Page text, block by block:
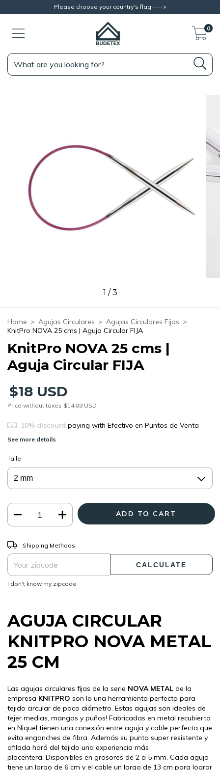
Please choose your country's flag ---->
0
1 /3
Home > Agujas Circulares > Agujas Circulares Fijas >
KnitPro NOVA 25 cms | Aguja Circular FIJA
KnitPro NOVA 25 cms |
Aguja Circular FIJA
$18 USD
Price without taxes $14.88 USD
10% discountpaying with Efectivo en Puntos de Venta
See more details
Talle
Shipping for zipcode:
Shipping Methods
CALCULATE
I don't know my zipcode
AGUJA CIRCULAR
KNITPRO NOVA METAL
25 CM
Las agujas circulares fijas de la serie NOVA METAL de la
empresa KNITPRO son la una herramienta perfecta para
tejido circular de poco diámetro. Estas agujas son ideales de
tejer medias, mangas y puños! Fabricadas en metal recubierto
en Niquel tienen una conexión entre aguja y cable perfecta que
evita enganches de fibra. Además su punta super resistente y
afilada hará del tejido una experiencia más
placentera. Disponibles en grosores de 2 a 5 mm. Cada aguja
tiene un largo de 6 cm y el cable un largo de 13 cm para lograr